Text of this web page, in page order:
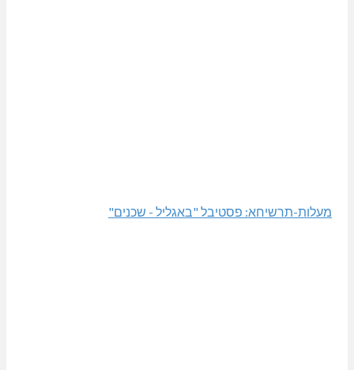
מעלות-תרשיחא: פסטיבל "באגליל - שכנים"